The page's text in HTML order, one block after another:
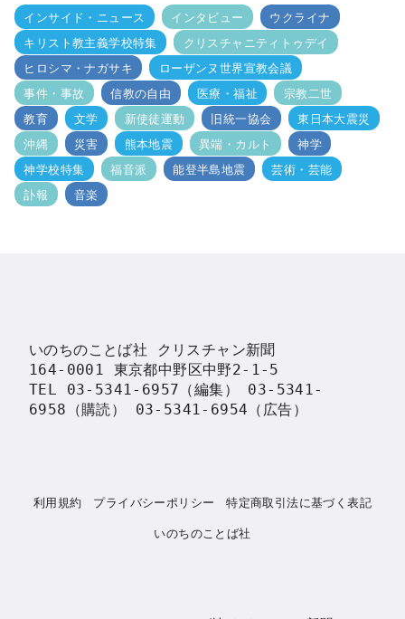
インサイド・ニュース インタビュー
ウクライナ
キリスト教主義学校特集
クリスチャニティトゥデイ
ヒロシマ・ナガサキ
ローザンヌ世界宣教会議
事件・事故
信教の自由 医療・福祉
宗教二世
教育
文学 新使徒運動 旧統一協会
東日本大震災
沖縄
災害 熊本地震 異端・カルト
神学
神学校特集
福音派 能登半島地震
芸術・芸能
訃報
音楽
いのちのことば社 クリスチャン新聞
164-0001 東京都中野区中野2-1-5
TEL 03-5341-6957（編集） 03-5341-
6958（購読） 03-5341-6954（広告）
利用規約 プライバシーポリシー
特定商取引法に基づく表記
いのちのことば社